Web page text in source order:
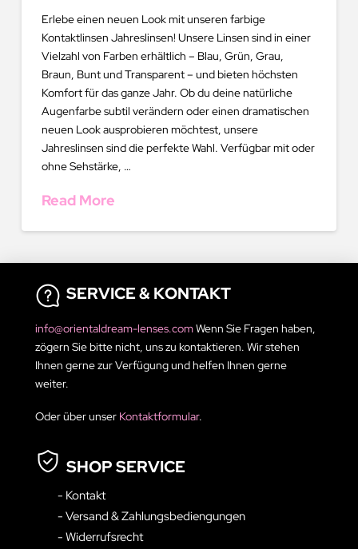
Erlebe einen neuen Look mit unseren farbige
Kontaktlinsen Jahreslinsen! Unsere Linsen sind in einer
Vielzahl von Farben erhältlich – Blau, Grün, Grau,
Braun, Bunt und Transparent – und bieten höchsten
Komfort für das ganze Jahr. Ob du deine natürliche
Augenfarbe subtil verändern oder einen dramatischen
neuen Look ausprobieren möchtest, unsere
Jahreslinsen sind die perfekte Wahl. Verfügbar mit oder
ohne Sehstärke, …
Read More
SERVICE & KONTAKT
info@orientaldream-lenses.comWenn Sie Fragen haben,
zögern Sie bitte nicht, uns zu kontaktieren. Wir stehen
Ihnen gerne zur Verfügung und helfen Ihnen gerne
weiter.
Oder über unser Kontaktformular.
SHOP SERVICE
- Kontakt
- Versand & Zahlungsbediengungen
- Widerrufsrecht